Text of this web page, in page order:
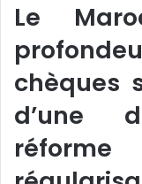
Le
chèques
d’une